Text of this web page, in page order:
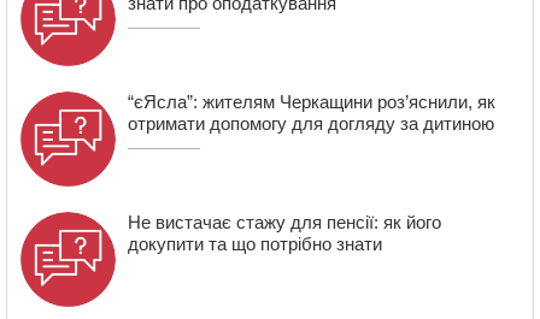
21:13
Вісім медалей, з яких чотири золоті: черкаські
спортсмени тріумфували на чемпіонаті України
“єЯсла”: жителям Черкащини роз’яснили, як
отримати допомогу для догляду за дитиною
Не вистачає стажу для пенсії: як його
докупити та що потрібно знати